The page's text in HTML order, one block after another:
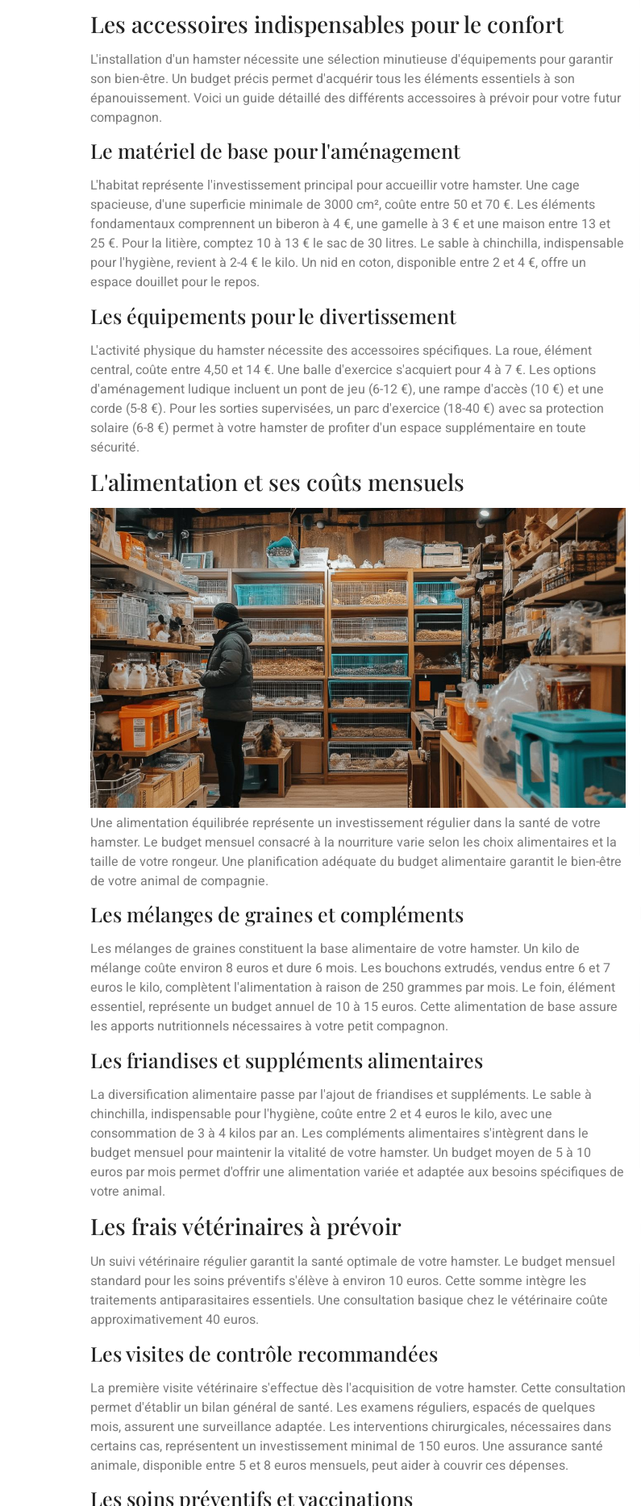
Les accessoires indispensables pour le confort
L'installation d'un hamster nécessite une sélection minutieuse d'équipements pour garantir
son bien-être. Un budget précis permet d'acquérir tous les éléments essentiels à son
épanouissement. Voici un guide détaillé des différents accessoires à prévoir pour votre futur
compagnon.
Le matériel de base pour l'aménagement
L'habitat représente l'investissement principal pour accueillir votre hamster. Une cage
spacieuse, d'une superficie minimale de 3000 cm², coûte entre 50 et 70 €. Les éléments
fondamentaux comprennent un biberon à 4 €, une gamelle à 3 € et une maison entre 13 et
25 €. Pour la litière, comptez 10 à 13 € le sac de 30 litres. Le sable à chinchilla, indispensable
pour l'hygiène, revient à 2-4 € le kilo. Un nid en coton, disponible entre 2 et 4 €, offre un
espace douillet pour le repos.
Les équipements pour le divertissement
L'activité physique du hamster nécessite des accessoires spécifiques. La roue, élément
central, coûte entre 4,50 et 14 €. Une balle d'exercice s'acquiert pour 4 à 7 €. Les options
d'aménagement ludique incluent un pont de jeu (6-12 €), une rampe d'accès (10 €) et une
corde (5-8 €). Pour les sorties supervisées, un parc d'exercice (18-40 €) avec sa protection
solaire (6-8 €) permet à votre hamster de profiter d'un espace supplémentaire en toute
sécurité.
L'alimentation et ses coûts mensuels
Une alimentation équilibrée représente un investissement régulier dans la santé de votre
hamster. Le budget mensuel consacré à la nourriture varie selon les choix alimentaires et la
taille de votre rongeur. Une planification adéquate du budget alimentaire garantit le bien-être
de votre animal de compagnie.
Les mélanges de graines et compléments
Les mélanges de graines constituent la base alimentaire de votre hamster. Un kilo de
mélange coûte environ 8 euros et dure 6 mois. Les bouchons extrudés, vendus entre 6 et 7
euros le kilo, complètent l'alimentation à raison de 250 grammes par mois. Le foin, élément
essentiel, représente un budget annuel de 10 à 15 euros. Cette alimentation de base assure
les apports nutritionnels nécessaires à votre petit compagnon.
Les friandises et suppléments alimentaires
La diversification alimentaire passe par l'ajout de friandises et suppléments. Le sable à
chinchilla, indispensable pour l'hygiène, coûte entre 2 et 4 euros le kilo, avec une
consommation de 3 à 4 kilos par an. Les compléments alimentaires s'intègrent dans le
budget mensuel pour maintenir la vitalité de votre hamster. Un budget moyen de 5 à 10
euros par mois permet d'offrir une alimentation variée et adaptée aux besoins spécifiques de
votre animal.
Les frais vétérinaires à prévoir
Un suivi vétérinaire régulier garantit la santé optimale de votre hamster. Le budget mensuel
standard pour les soins préventifs s'élève à environ 10 euros. Cette somme intègre les
traitements antiparasitaires essentiels. Une consultation basique chez le vétérinaire coûte
approximativement 40 euros.
Les visites de contrôle recommandées
La première visite vétérinaire s'effectue dès l'acquisition de votre hamster. Cette consultation
permet d'établir un bilan général de santé. Les examens réguliers, espacés de quelques
mois, assurent une surveillance adaptée. Les interventions chirurgicales, nécessaires dans
certains cas, représentent un investissement minimal de 150 euros. Une assurance santé
animale, disponible entre 5 et 8 euros mensuels, peut aider à couvrir ces dépenses.
Les soins préventifs et vaccinations